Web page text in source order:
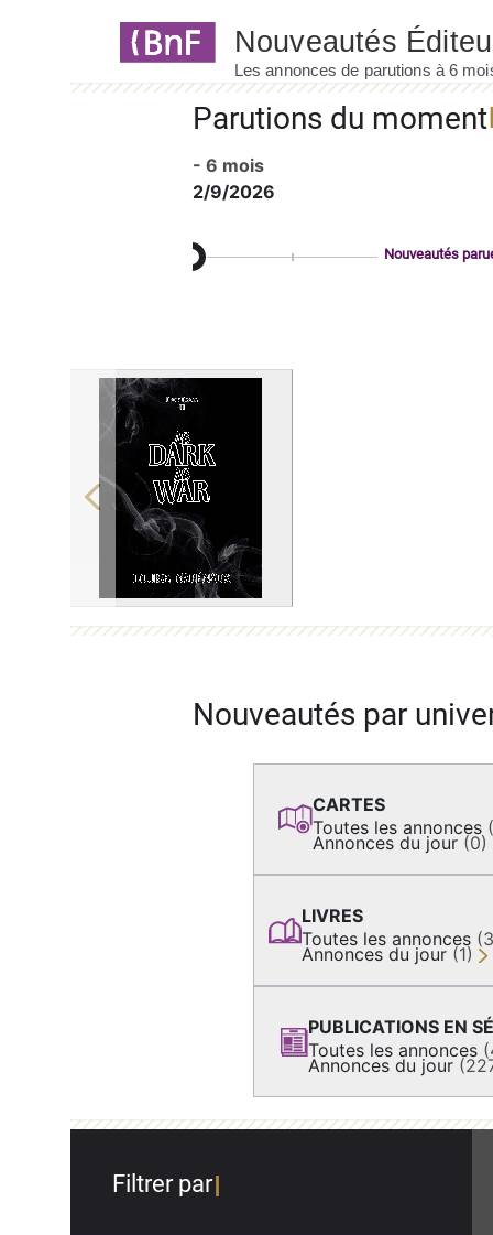
Parutions du moment
- 6 mois
2/9/2026
Nouveautés
Previous
Nouveautés par
CARTES
Toutes les annonces
Annonces du jour (0)
LIVRES
Toutes les annonces
Annonces du jour (1)
PUBLICATIONS EN
Toutes les annonces
Annonces du jour
Filtrer par